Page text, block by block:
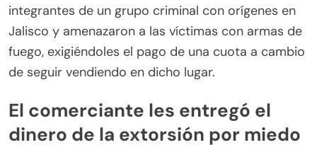
integrantes de un grupo criminal con orígenes en
Jalisco y amenazaron a las víctimas con armas de
fuego, exigiéndoles el pago de una cuota a cambio
de seguir vendiendo en dicho lugar.
El comerciante les entregó el
dinero de la extorsión por miedo